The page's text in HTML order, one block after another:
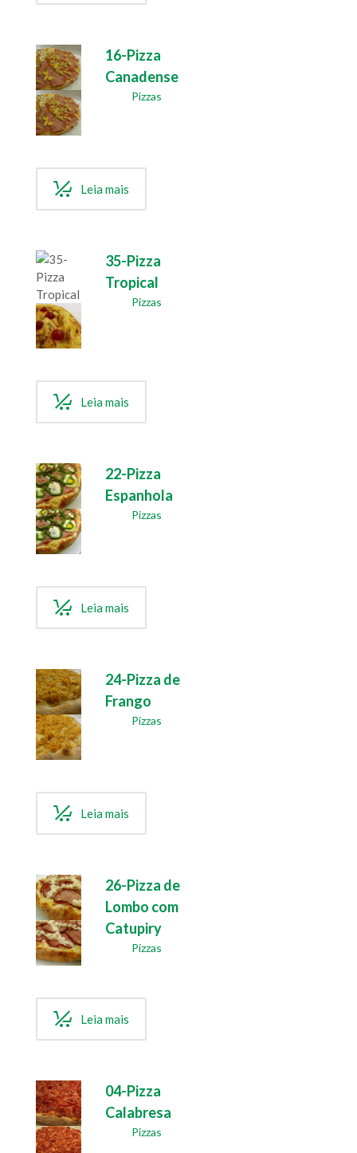
16-Pizza
Canadense
Pizzas
Leia mais
35-Pizza
Tropical
Pizzas
Leia mais
22-Pizza
Espanhola
Pizzas
Leia mais
24-Pizza de
Frango
Pizzas
Leia mais
26-Pizza de
Lombo com
Catupiry
Pizzas
Leia mais
04-Pizza
Calabresa
Pizzas